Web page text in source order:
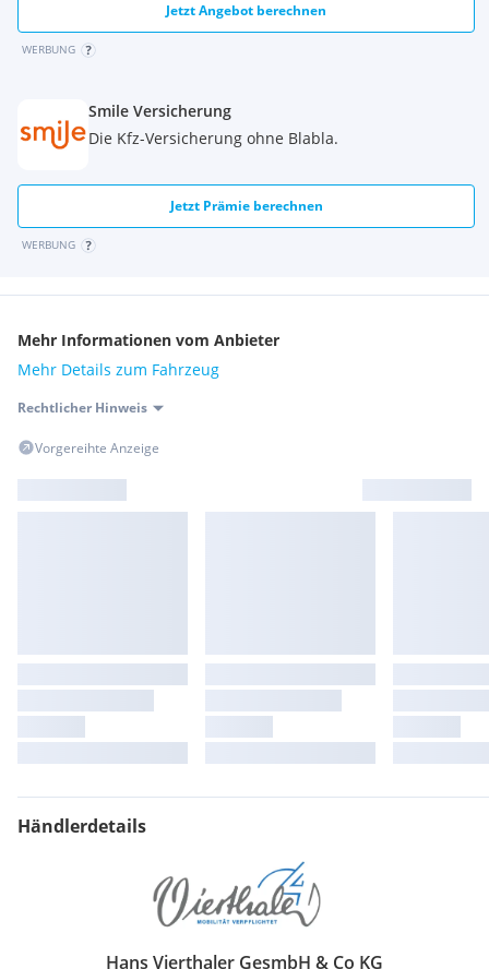
Jetzt Angebot berechnen
WERBUNG
Smile Versicherung
Die Kfz-Versicherung ohne Blabla.
Jetzt Prämie berechnen
WERBUNG
Mehr Informationen vom Anbieter
Mehr Details zum Fahrzeug
Rechtlicher Hinweis
Vorgereihte Anzeige
Händlerdetails
Hans Vierthaler GesmbH & Co KG